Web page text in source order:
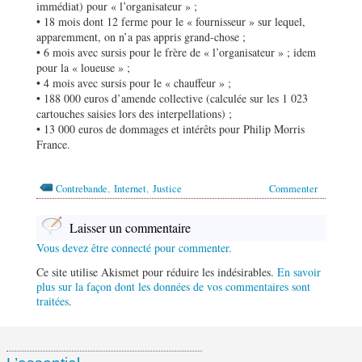
immédiat) pour « l’organisateur » ;
• 18 mois dont 12 ferme pour le « fournisseur » sur lequel,
apparemment, on n’a pas appris grand-chose ;
• 6 mois avec sursis pour le frère de « l’organisateur » ; idem
pour la « loueuse » ;
• 4 mois avec sursis pour le « chauffeur » ;
• 188 000 euros d’amende collective (calculée sur les 1 023
cartouches saisies lors des interpellations) ;
• 13 000 euros de dommages et intérêts pour Philip Morris
France.
Commenter
Contrebande, Internet, Justice
Laisser un commentaire
Vous devez être connecté pour commenter.
Ce site utilise Akismet pour réduire les indésirables. En savoir
plus sur la façon dont les données de vos commentaires sont
traitées.